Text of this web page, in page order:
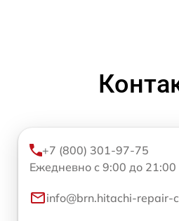
+7 (800) 301-97-75
Ежедневно с 9:00 до 21:00
info@brn.hitachi-repair-